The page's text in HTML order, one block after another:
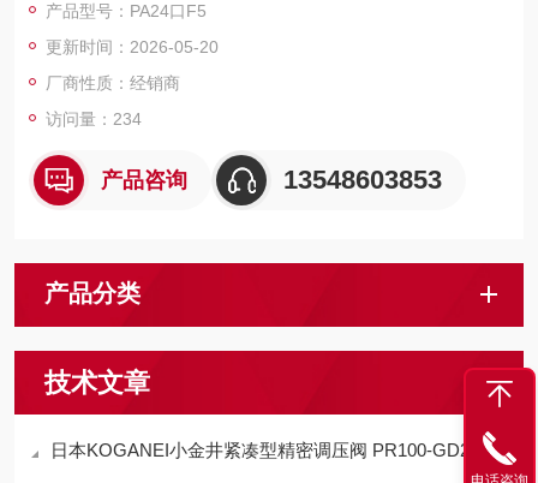
上，显著减少能源消耗。AC100V/200V 规格功耗 13VA，内置桥
式二极管，DC 型配线无需区分极性。
大流量设计：有效截面积 25-36mm²（CV 值 1.4-2.0），是 430
系列的 1.5-2 倍
产品型号：PA24口F5
更新时间：2026-05-20
厂商性质：经销商
访问量：234
产品咨询 13548603853
产品分类
技术文章
日本KOGANEI小金井紧凑型精密调压阀 PR100-GD20适用范围